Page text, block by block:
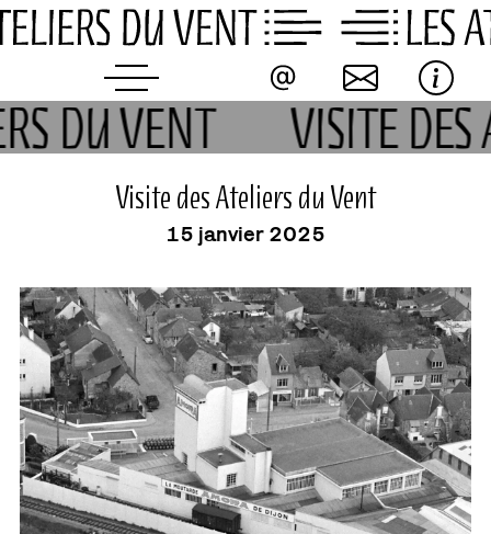
Skip
to
DU VENT VISITE
événement
Visite des Ateliers du Vent
15 janvier 2025